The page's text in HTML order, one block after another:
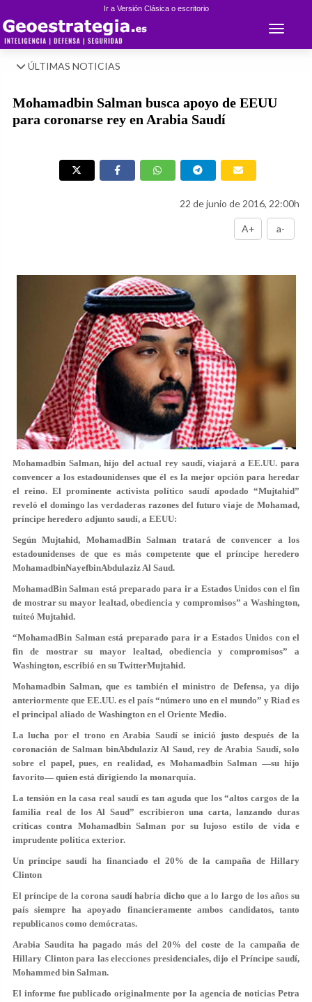
Ir a Versión Clásica o escritorio
Toggle
ÚLTIMAS NOTICIAS
Mohamadbin Salman busca apoyo de EEUU
para coronarse rey en Arabia Saudí
22 de junio de 2016, 22:00h
A+ a-
Mohamadbin Salman, hijo del actual rey saudí, viajará a EE.UU. para
convencer a los estadounidenses que él es la mejor opción para heredar
el reino. El prominente activista político saudí apodado “Mujtahid”
reveló el domingo las verdaderas razones del futuro viaje de Mohamad,
príncipe heredero adjunto saudí, a EEUU:
Según Mujtahid, MohamadBin Salman tratará de convencer a los
estadounidenses de que es más competente que el príncipe heredero
MohamadbinNayefbinAbdulaziz Al Saud.
MohamadBin Salman está preparado para ir a Estados Unidos con el fin
de mostrar su mayor lealtad, obediencia y compromisos” a Washington,
tuiteó Mujtahid.
“MohamadBin Salman está preparado para ir a Estados Unidos con el
fin de mostrar su mayor lealtad, obediencia y compromisos” a
Washington, escribió en su TwitterMujtahid.
Mohamadbin Salman, que es también el ministro de Defensa, ya dijo
anteriormente que EE.UU. es el país “número uno en el mundo” y Riad es
el principal aliado de Washington en el Oriente Medio.
La lucha por el trono en Arabia Saudí se inició justo después de la
coronación de Salman binAbdulaziz Al Saud, rey de Arabia Saudí, solo
sobre el papel, pues,en realidad, es Mohamadbin Salman —su hijo
favorito— quien está dirigiendo la monarquía.
La tensión en la casa real saudí es tan aguda que los “altos cargos de la
familia real de los Al Saud” escribieron una carta, lanzando duras
críticas contra Mohamadbin Salman por su lujoso estilo de vida e
imprudente política exterior.
Un príncipe saudí ha financiado el 20% de la campaña de Hillary
Clinton
El príncipe de la corona saudí habría dicho que a lo largo de los años su
país siempre ha apoyado financieramente ambos candidatos, tanto
republicanos como demócratas.
Arabia Saudita ha pagado más del 20% del coste de la campaña de
Hillary Clinton para las elecciones presidenciales, dijo el Príncipe saudí,
Mohammed bin Salman.
El informe fue publicado originalmente por la agencia de noticias Petra